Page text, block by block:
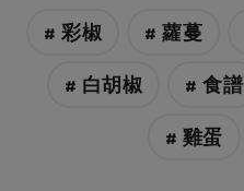
# 彩椒 # 蘿蔓
# 白胡椒 # 食譜
# 雞蛋